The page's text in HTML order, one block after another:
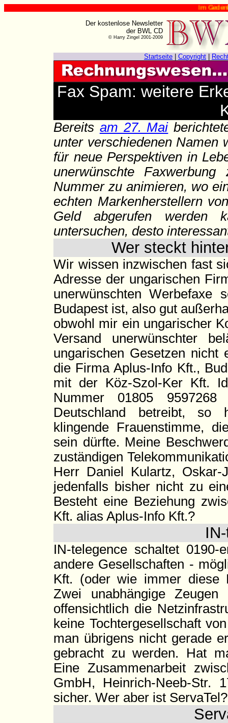
Im Gedenken
Der kostenlose Newsletter
der BWL CD
© Harry Zingel 2001-2009
Startseite Copyright
Fax Spam: weitere
Bereits am 27. Mai
unter verschiedenen Namen
für neue Perspektiven in
unerwünschte
Nummer zu animieren, wo
echten Markenherstellern
Geld abgerufen
untersuchen, desto
Wer steckt
Wir wissen inzwischen fast
Adresse der ungarischen
unerwünschten Werbefaxe
Budapest ist, also gut
obwohl mir ein ungarischer
Versand unerwünschter
ungarischen Gesetzen
die Firma Aplus-Info Kft.,
mit der Köz-Szol-Ker Kft.
Nummer 01805
Deutschland betreibt, so
klingende Frauenstimme,
sein dürfte. Meine
zuständigen
Herr Daniel Kulartz,
jedenfalls bisher nicht zu
Besteht eine Beziehung
Kft. alias Aplus-Info Kft.?
IN-telegence schaltet
andere Gesellschaften -
Kft. (oder wie immer diese
Zwei unabhängige
offensichtlich die
keine Tochtergesellschaft
man übrigens nicht gerade
gebracht zu werden. Hat
Eine Zusammenarbeit
GmbH, Heinrich-Neeb-Str.
sicher. Wer aber ist ServaTel?